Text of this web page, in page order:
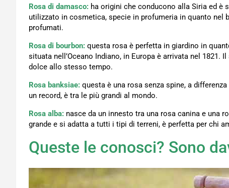
Rosa di damasco: ha origini che conducono alla Siria ed è
utilizzato in cosmetica, specie in profumeria in quanto nel
profumati.
Rosa di bourbon: questa rosa è perfetta in giardino in
situata nell’Oceano Indiano, in Europa è arrivata nel
dolce allo stesso tempo.
Rosa banksiae: questa è una rosa senza spine, a
un record, è tra le più grandi al mondo.
Rosa alba: nasce da un innesto tra una rosa canina e una
grande e si adatta a tutti i tipi di terreni, è perfetta per chi
Queste le conosci? Sono